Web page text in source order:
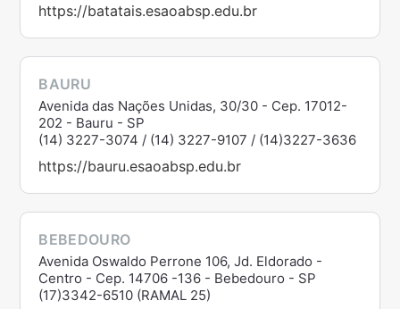
https://batatais.esaoabsp.edu.br
BAURU
Avenida das Nações Unidas, 30/30 - Cep. 17012-
202 - Bauru - SP
(14) 3227-3074 / (14) 3227-9107 / (14)3227-3636
https://bauru.esaoabsp.edu.br
BEBEDOURO
Avenida Oswaldo Perrone 106, Jd. Eldorado -
Centro - Cep. 14706 -136 - Bebedouro - SP
(17)3342-6510 (RAMAL 25)